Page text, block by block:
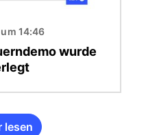
14:46
wurde
lesen